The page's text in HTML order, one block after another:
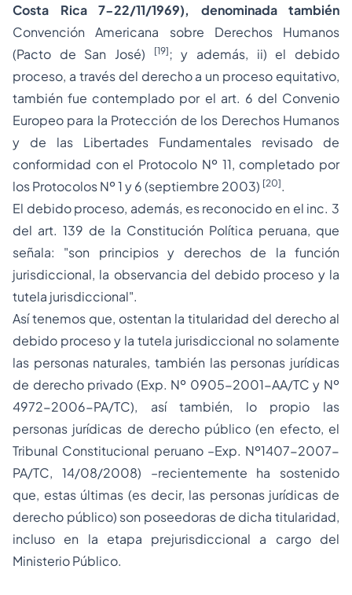
Costa Rica 7-22/11/1969), denominada también
Convención Americana sobre Derechos Humanos
(Pacto de San José)
[19] ; y además, ii) el debido
proceso, a través del derecho a un proceso equitativo,
también fue contemplado por el art. 6 del Convenio
Europeo para la Protección de los Derechos Humanos
y de las Libertades Fundamentales revisado de
conformidad con el Protocolo Nº 11, completado por
los Protocolos Nº 1 y 6 (septiembre 2003) [20].
El debido proceso, además, es reconocido en el inc. 3
del art. 139 de la Constitución Política peruana, que
señala: "son principios y derechos de la función
jurisdiccional, la observancia del debido proceso y la
tutela jurisdiccional".
Así tenemos que, ostentan la titularidad del derecho al
debido procesoy la tutela jurisdiccional no solamente
las personas naturales, también las personas jurídicas
de derecho privado (Exp. Nº 0905-2001-AA/TC y Nº
4972-2006-PA/TC), así también, lo propio las
personas jurídicas de derecho público (en efecto, el
Tribunal Constitucional peruano –Exp. Nº1407-2007-
PA/TC, 14/08/2008) –recientemente ha sostenido
que, estas últimas (es decir, las personas jurídicas de
derecho público) son poseedoras de dicha titularidad,
incluso en la etapa prejurisdiccional a cargo del
Ministerio Público.